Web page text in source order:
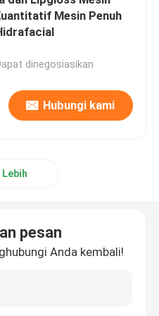
kosmetik
Mesin Penuh
dinegosiasikan
Hubungi kami
Lebih
pesan
Anda kembali!